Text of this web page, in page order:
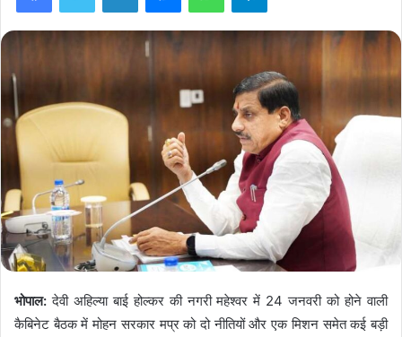
भोपाल:देवी अहिल्या बाई होल्कर की नगरी महेश्वर में 24 जनवरी को होने वाली
कैबिनेट बैठक में मोहन सरकार मप्र को दो नीतियों और एक मिशन समेत कई बड़ी